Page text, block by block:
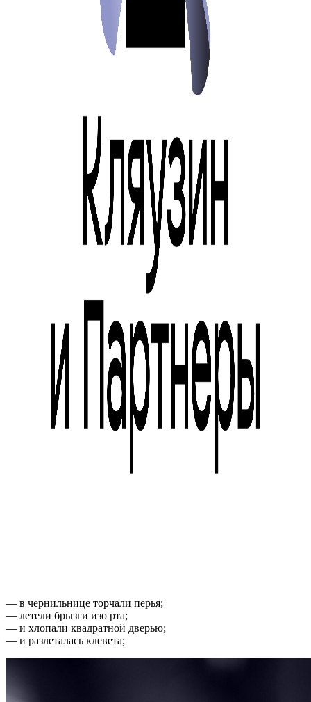
— в чернильнице торчали перья;
— летели брызги изо рта;
— и хлопали квадратной дверью;
— и разлеталась клевета;